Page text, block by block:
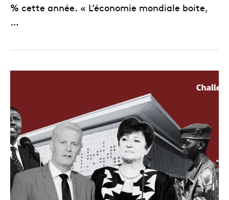
% cette année. « L’économie mondiale boite,
…